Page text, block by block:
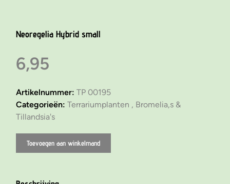
Neoregelia Hybrid small
6,95
Artikelnummer: TP 00195
Categorieën: Terrariumplanten , Bromelia,s &
Tillandsia's
Toevoegen aan winkelmand